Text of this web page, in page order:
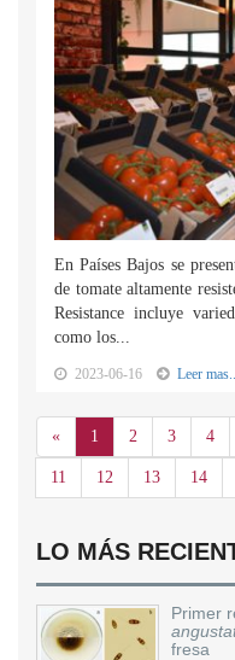
En Países Bajos se
de tomate altamente
Resistance incluye
como los...
2023-06-16 Leer
«Anterior
1 2 3 4
11 12 13 14
LO MÁS
Primer
fresa